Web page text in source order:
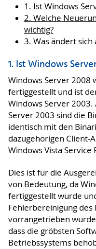
1. Ist Windows
2. Welche
wichtig?
3. Was ändert sich
1. Ist Windows
Windows Server 2008
fertiggestellt und ist
Windows Server 2003.
Server 2003 sind die
identisch mit den
dazugehörigen Client-
Windows Vista Service
Dies ist für die
von Bedeutung, da
fertiggestellt wurde
Fehlerbereinigung
vorrangetrieben
dass die gröbsten
Betriebssystems